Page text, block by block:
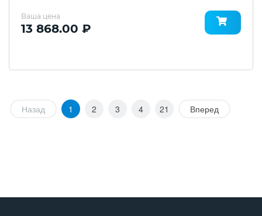
Ваша цена
13 868.00 ₽
Назад 1 2 3 4 21 Вперед